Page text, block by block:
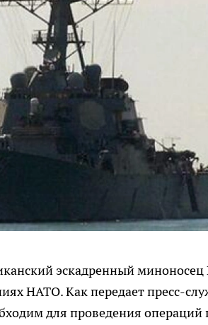
эскадренный
НАТО. Как передает пресс-
для проведения